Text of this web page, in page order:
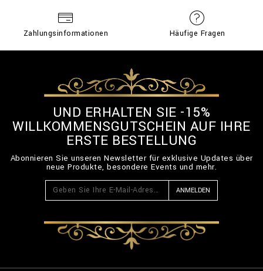
Zahlungsinformationen Häufige Fragen
UND ERHALTEN SIE -15%
WILLKOMMENSGUTSCHEIN AUF IHRE
ERSTE BESTELLUNG
Abonnieren Sie unseren Newsletter für exklusive Updates über
neue Produkte, besondere Events und mehr.
ANMELDEN